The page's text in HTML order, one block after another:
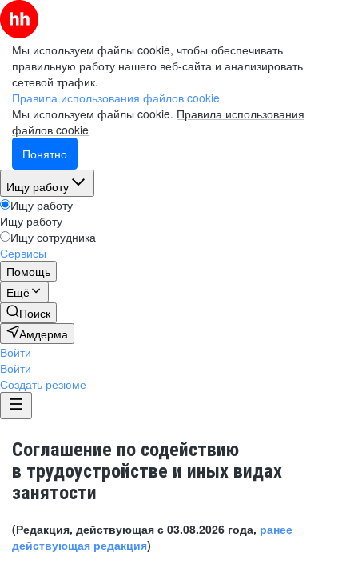
Мы используем файлы cookie, чтобы обеспечивать
правильную работу нашего веб-сайта и анализировать
сетевой трафик.
Правила использования файлов cookie
Мы используем файлы cookie. Правила использования
файлов cookie
Понятно
Ищу работу
Ищу работу
Ищу работу
Ищу сотрудника
Сервисы
Помощь
Ещё
Поиск
Амдерма
Войти
Войти
Создать резюме
Соглашение по содействию
в трудоустройстве и иных видах
занятости
(Редакция, действующая с 03.08.2026 года, ранее
действующая редакция)